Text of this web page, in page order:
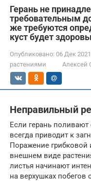
Герань не
требовательным
же требуются
куст будет
Опубликовано: 06 Дек 2021
растениями
Алексей
Неправильный
Если герань
всегда приводит к
Поражение грибковой
внешнем виде
листья начинают
на верхушках побегов